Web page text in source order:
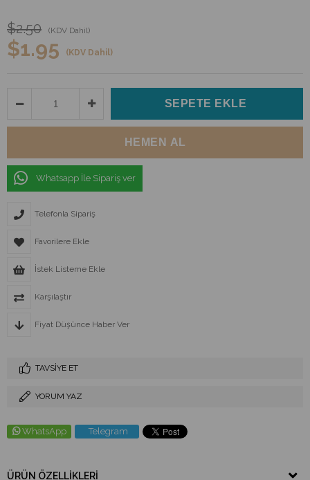
$2.50 (KDV Dahil)
$1.95 (KDV Dahil)
Whatsapp İle Sipariş ver
Telefonla Sipariş
Favorilere Ekle
İstek Listeme Ekle
Karşılaştır
Fiyat Düşünce Haber Ver
TAVSIYE ET
YORUM YAZ
WhatsApp Telegram
ÜRÜN ÖZELLIKLERI